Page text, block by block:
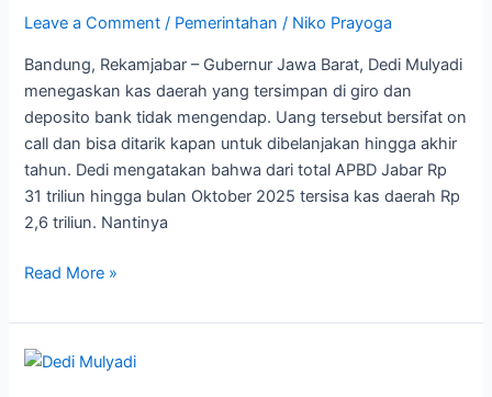
Leave a Comment / Pemerintahan / Niko Prayoga
Bandung, Rekamjabar – Gubernur Jawa Barat, Dedi Mulyadi
menegaskan kas daerah yang tersimpan di giro dan
deposito bank tidak mengendap. Uang tersebut bersifat on
call dan bisa ditarik kapan untuk dibelanjakan hingga akhir
tahun. Dedi mengatakan bahwa dari total APBD Jabar Rp
31 triliun hingga bulan Oktober 2025 tersisa kas daerah Rp
2,6 triliun. Nantinya
Tersimpan
Bank
Tidak
Mengendap,
Digunakan
Belanja
Modal
Daerah
Akhir
Read More »
Sambangi